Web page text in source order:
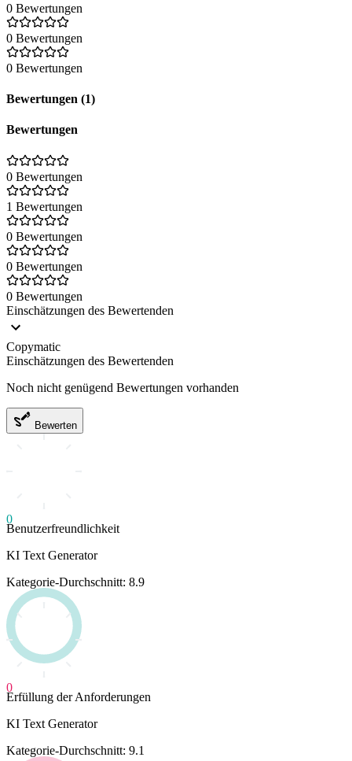
0 Bewertungen
0 Bewertungen
0 Bewertungen
Bewertungen (1)
Bewertungen
0 Bewertungen
1 Bewertungen
0 Bewertungen
0 Bewertungen
0 Bewertungen
Einschätzungen des Bewertenden
Copymatic
Einschätzungen des Bewertenden
Noch nicht genügend Bewertungen vorhanden
Bewerten
0
Benutzerfreundlichkeit
KI Text Generator
Kategorie-Durchschnitt: 8.9
0
Erfüllung der Anforderungen
KI Text Generator
Kategorie-Durchschnitt: 9.1